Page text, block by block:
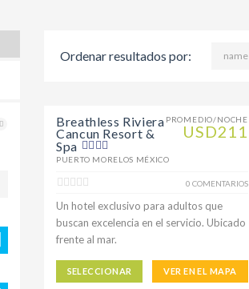
Ordenar resultados por: name
PROMEDIO/NOCHE
USD211
Breathless Riviera
Cancun Resort &
Spa
PUERTO MORELOS MÉXICO
0 COMENTARIOS
Un hotel exclusivo para adultos que
buscan excelencia en el servicio. Ubicado
frente al mar.
SELECCIONAR VER EN EL MAPA